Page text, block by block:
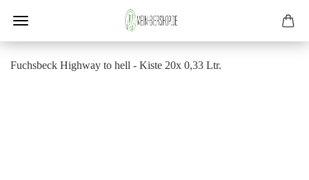
Fuchs­beck High­way to hell - Kiste 20x 0,33 Ltr.